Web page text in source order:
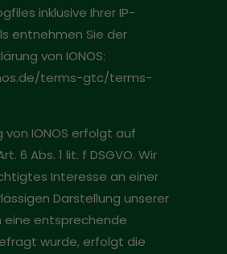
inklusive Ihrer IP-
entnehmen Sie der
von IONOS:
terms-gtc/terms-
von IONOS erfolgt auf
6 Abs. 1 lit. f DSGVO. Wir
Interesse an einer
Darstellung unserer
eine entsprechende
wurde, erfolgt die